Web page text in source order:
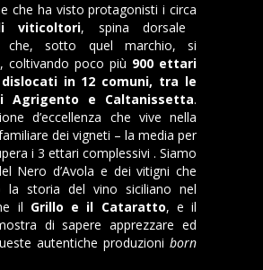
che ha visto protagonisti i circa
viticoltori, spina dorsale
che, sotto quel marchio, si
coltivando poco più 900 ettari
in 12 comuni, tra le
Agrigento e Caltanissetta.
d’eccellenza che vive nella
dei vigneti – la media per
i 3 ettari complessivi . Siamo
Nero d’Avola e dei vitigni che
la storia del vino siciliano nel
il Grillo e il Cataratto, e il
di sapere apprezzare ed
autentiche produzioni born